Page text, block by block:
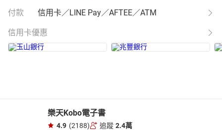
付款 信用卡／LINE Pay／AFTEE／ATM
信用卡優惠
樂天Kobo電子書
4.9 (2188) 追蹤 2.4萬